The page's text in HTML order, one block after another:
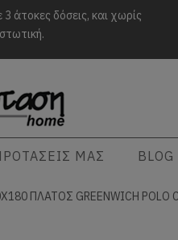
3 άτοκες δόσεις, και χωρίς
ΜΑΣ BLOG
ΠΛΑΤΟΣ GREENWICH POLO